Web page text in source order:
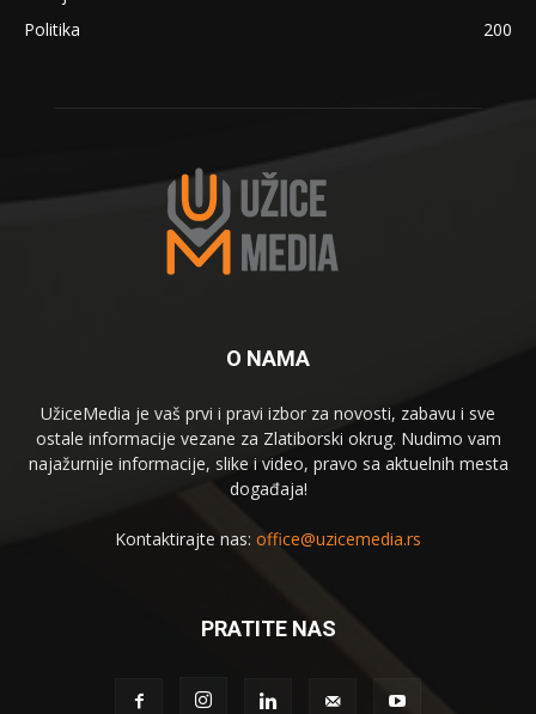
Politika
200
O NAMA
UžiceMedia je vaš prvi i pravi izbor za novosti, zabavu i sve
ostale informacije vezane za Zlatiborski okrug. Nudimo vam
najažurnije informacije, slike i video, pravo sa aktuelnih mesta
događaja!
Kontaktirajte nas: office@uzicemedia.rs
PRATITE NAS